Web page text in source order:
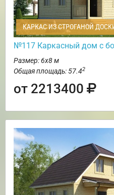
КАРКАС ИЗ СТРОГАНОЙ
№117 Каркасный дом с
Размер: 6х8 м
Общая площадь: 57.42
от 2213400